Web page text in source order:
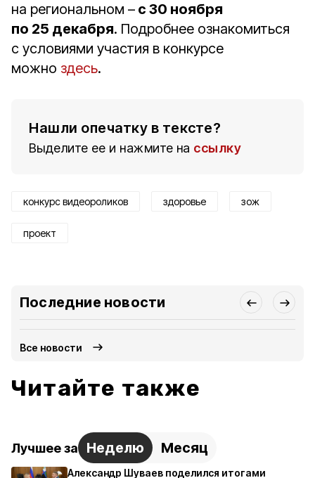
на региональном – с 30 ноября
по 25 декабря. Подробнее ознакомиться
с условиями участия в конкурсе
можно здесь.
Нашли опечатку в тексте?
Выделите ее и нажмите на ссылку
конкурс видеороликов здоровье зож
проект
Последние новости
Все новости
Читайте также
Лучшее за Неделю Месяц
Александр Шуваев поделился итогами